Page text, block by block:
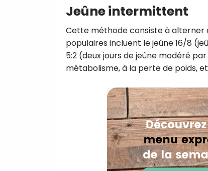
Jeûne intermittent
Cette méthode consiste à alterner
populaires incluent le jeûne 16/8
5:2 (deux jours de jeûne modéré
métabolisme, à la perte de poids,